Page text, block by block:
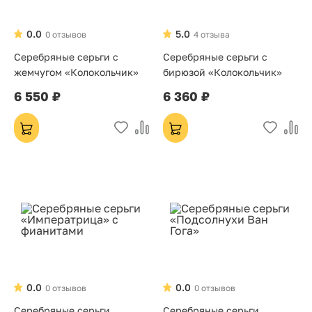
0 отзывов
0.0
Серебряные серьги с
жемчугом «Колокольчик»
6 550 ₽
4 отзыва
5.0
Серебряные серьги с
бирюзой «Колокольчик»
6 360 ₽
0 отзывов
0.0
0 отзывов
0.0